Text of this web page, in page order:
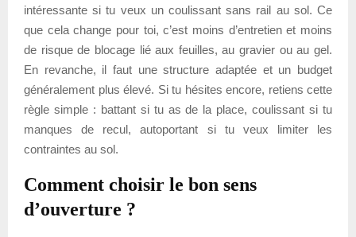
intéressante si tu veux un coulissant sans rail au sol. Ce
que cela change pour toi, c’est moins d’entretien et moins
de risque de blocage lié aux feuilles, au gravier ou au gel.
En revanche, il faut une structure adaptée et un budget
généralement plus élevé. Si tu hésites encore, retiens cette
règle simple : battant si tu as de la place, coulissant si tu
manques de recul, autoportant si tu veux limiter les
contraintes au sol.
Comment choisir le bon sens
d’ouverture ?